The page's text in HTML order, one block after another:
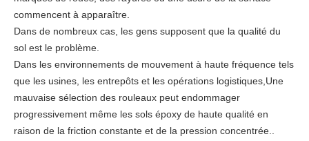
commencent à apparaître.
Dans de nombreux cas, les gens supposent que la qualité du
sol est le problème.
Dans les environnements de mouvement à haute fréquence tels
que les usines, les entrepôts et les opérations logistiques,Une
mauvaise sélection des rouleaux peut endommager
progressivement même les sols époxy de haute qualité en
raison de la friction constante et de la pression concentrée..